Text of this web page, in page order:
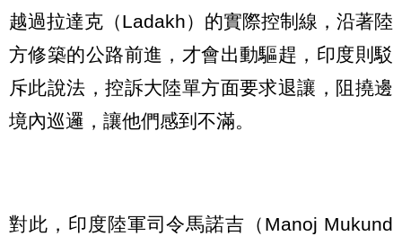
越過拉達克（Ladakh）的實際控制線，沿著陸
方修築的公路前進，才會出動驅趕，印度則駁
斥此說法，控訴大陸單方面要求退讓，阻撓邊
境內巡邏，讓他們感到不滿。
對此，印度陸軍司令馬諾吉（Manoj Mukund